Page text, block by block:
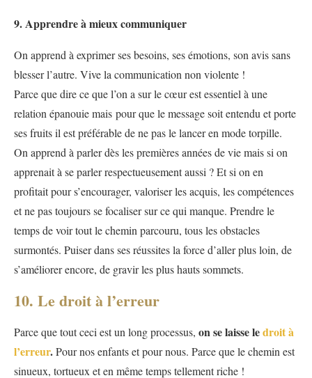
9. Apprendre à mieux communiquer
On apprend à exprimer ses besoins, ses émotions, son avis sans
blesser l’autre. Vive la communication non violente !
Parce que dire ce que l’on a sur le cœur est essentiel à une
relation épanouie mais pour que le message soit entendu et porte
ses fruits il est préférable de ne pas le lancer en mode torpille.
On apprend à parler dès les premières années de vie mais si on
apprenait à se parler respectueusement aussi ? Et si on en
profitait pour s’encourager, valoriser les acquis, les compétences
et ne pas toujours se focaliser sur ce qui manque. Prendre le
temps de voir tout le chemin parcouru, tous les obstacles
surmontés. Puiser dans ses réussites la force d’aller plus loin, de
s’améliorer encore, de gravir les plus hauts sommets.
10. Le droit à l’erreur
Parce que tout ceci est un long processus, on se laisse ledroit à
l’erreur.Pour nos enfants et pour nous. Parce que le chemin est
sinueux, tortueux et en même temps tellement riche !